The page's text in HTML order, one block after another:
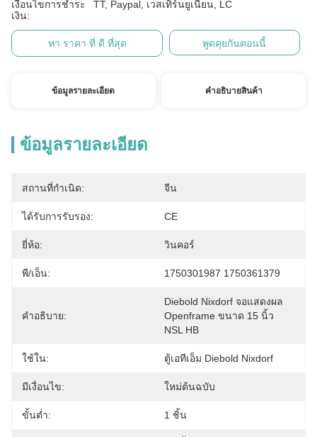
เงื่อนไขการชำระ
เงิน:
TT, Paypal, เวสเทิร์นยูเนี่ยน, LC
หา ราคา ที่ ดี ที่สุด พูดคุยกันตอนนี้
ข้อมูลรายละเอียด คําอธิบายสินค้า
ข้อมูลรายละเอียด
สถานที่กำเนิด: จีน
ได้รับการรับรอง: CE
ยี่ห้อ: วินคอร์
พี/เอ็น: 1750301987 1750361379
คำอธิบาย:
Diebold Nixdorf จอแสดงผล
Openframe ขนาด 15 นิ้ว
NSL HB
ใช้ใน: ตู้เอทีเอ็ม Diebold Nixdorf
มีเงื่อนไข: ใหม่ต้นฉบับ
ขั้นต่ำ: 1 ชิ้น